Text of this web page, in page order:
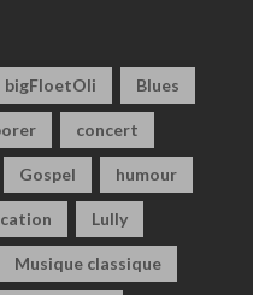
bigFloetOli Blues
concert
Gospel humour
Lully
Musique classique